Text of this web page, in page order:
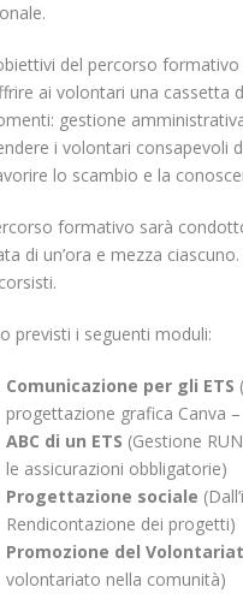
del percorso formativo
ai volontari una cassetta
gestione
i volontari consapevoli
lo scambio e la
formativo sarà
di un’ora e mezza
previsti i seguenti moduli:
Comunicazione per gli ETS
progettazione grafica Canva
ABC di un ETS (Gestione
le assicurazioni obbligatorie)
Progettazione sociale
Rendicontazione dei progetti)
Promozione del
volontariato nella comunità)